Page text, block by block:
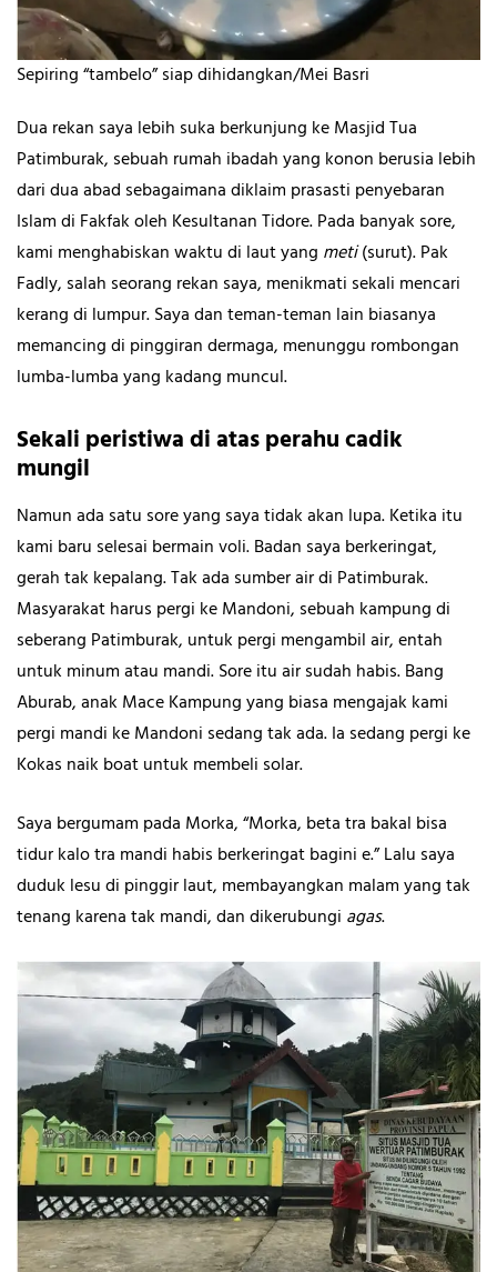
Sepiring “tambelo” siap dihidangkan/Mei Basri
Dua rekan saya lebih suka berkunjung ke Masjid Tua
Patimburak, sebuah rumah ibadah yang konon berusia lebih
dari dua abad sebagaimana diklaim prasasti penyebaran
Islam di Fakfak oleh Kesultanan Tidore. Pada banyak sore,
kami menghabiskan waktu di laut yang meti(surut). Pak
Fadly, salah seorang rekan saya, menikmati sekali mencari
kerang di lumpur. Saya dan teman-teman lain biasanya
memancing di pinggiran dermaga, menunggu rombongan
lumba-lumba yang kadang muncul.
Sekali peristiwa di atas perahu cadik
mungil
Namun ada satu sore yang saya tidak akan lupa. Ketika itu
kami baru selesai bermain voli. Badan saya berkeringat,
gerah tak kepalang. Tak ada sumber air di Patimburak.
Masyarakat harus pergi ke Mandoni, sebuah kampung di
seberang Patimburak, untuk pergi mengambil air, entah
untuk minum atau mandi. Sore itu air sudah habis. Bang
Aburab, anak Mace Kampung yang biasa mengajak kami
pergi mandi ke Mandoni sedang tak ada. Ia sedang pergi ke
Kokas naik boat untuk membeli solar.
Saya bergumam pada Morka, “Morka, beta tra bakal bisa
tidur kalo tra mandi habis berkeringat bagini e.” Lalu saya
duduk lesu di pinggir laut, membayangkan malam yang tak
tenang karena tak mandi, dan dikerubungi agas.